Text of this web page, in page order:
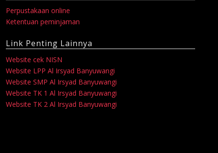
Perpustakaan online
Ketentuan peminjaman
Link Penting Lainnya
Website cek NISN
Website LPP Al Irsyad Banyuwangi
Website SMP Al Irsyad Banyuwangi
Website TK 1 Al Irsyad Banyuwangi
Website TK 2 Al Irsyad Banyuwangi